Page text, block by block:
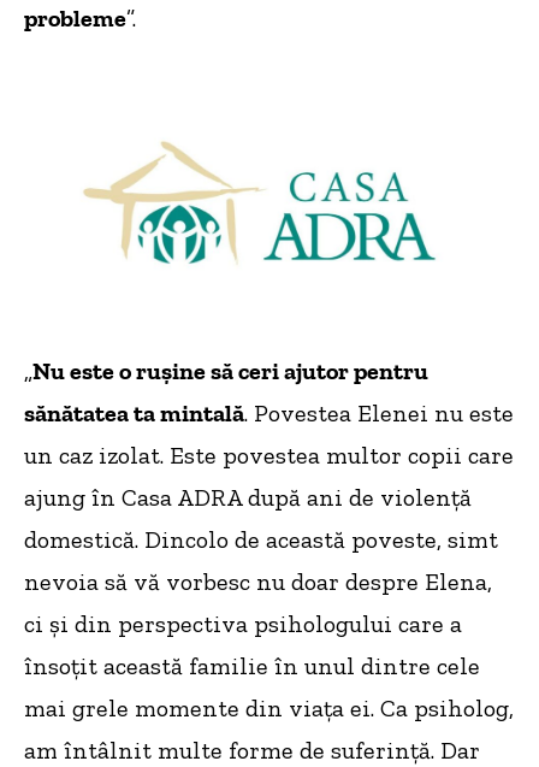
probleme”.
„Nu este o rușine să ceri ajutor pentru
sănătatea ta mintală. Povestea Elenei nu este
un caz izolat. Este povestea multor copii care
ajung în Casa ADRA după ani de violență
domestică. Dincolo de această poveste, simt
nevoia să vă vorbesc nu doar despre Elena,
ci și din perspectiva psihologului care a
însoțit această familie în unul dintre cele
mai grele momente din viața ei. Ca psiholog,
am întâlnit multe forme de suferință. Dar